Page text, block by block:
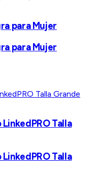
para Mujer
para Mujer
Talla
Talla